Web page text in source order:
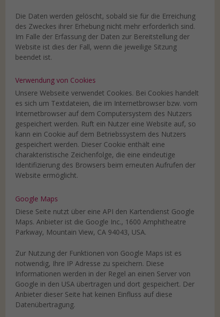
Die Daten werden gelöscht, sobald sie für die Erreichung
des Zweckes ihrer Erhebung nicht mehr erforderlich sind.
Im Falle der Erfassung der Daten zur Bereitstellung der
Website ist dies der Fall, wenn die jeweilige Sitzung
beendet ist.
Verwendung von Cookies
Unsere Webseite verwendet Cookies. Bei Cookies handelt
es sich um Textdateien, die im Internetbrowser bzw. vom
Internetbrowser auf dem Computersystem des Nutzers
gespeichert werden. Ruft ein Nutzer eine Website auf, so
kann ein Cookie auf dem Betriebssystem des Nutzers
gespeichert werden. Dieser Cookie enthält eine
charakteristische Zeichenfolge, die eine eindeutige
Identifizierung des Browsers beim erneuten Aufrufen der
Website ermöglicht.
Google Maps
Diese Seite nutzt über eine API den Kartendienst Google
Maps. Anbieter ist die Google Inc., 1600 Amphitheatre
Parkway, Mountain View, CA 94043, USA.
Zur Nutzung der Funktionen von Google Maps ist es
notwendig, Ihre IP Adresse zu speichern. Diese
Informationen werden in der Regel an einen Server von
Google in den USA übertragen und dort gespeichert. Der
Anbieter dieser Seite hat keinen Einfluss auf diese
Datenübertragung.